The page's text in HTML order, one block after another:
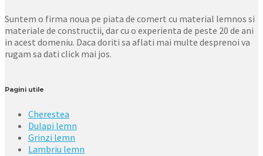
Suntem o firma noua pe piata de comert cu material lemnos si
materiale de constructii, dar cu o experienta de peste 20 de ani
in acest domeniu. Daca doriti sa aflati mai multe desprenoi va
rugam sa dati click mai jos.
Pagini utile
Cherestea
Dulapi lemn
Grinzi lemn
Lambriu lemn